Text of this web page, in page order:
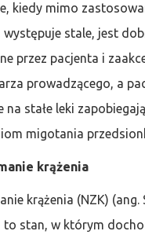
kiedy mimo
występuje stale, jest
przez pacjenta i
prowadzącego, a
na stałe leki
migotania
krążenia
krążenia (NZK) (ang.
to stan, w którym